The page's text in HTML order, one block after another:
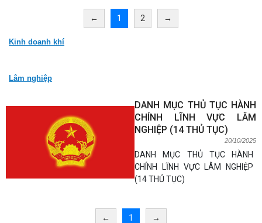
← 1 2 →
Kinh doanh khí
Lâm nghiệp
DANH MỤC THỦ TỤC HÀNH
CHÍNH LĨNH VỰC LÂM
NGHIỆP (14 THỦ TỤC)
20/10/2025
DANH MỤC THỦ TỤC HÀNH
CHÍNH LĨNH VỰC LÂM NGHIỆP
(14 THỦ TỤC)
← 1 →